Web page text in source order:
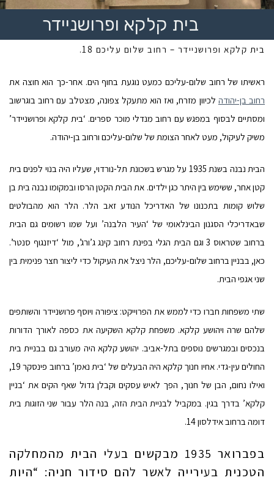
בית קלקא ופרושניידר
בית קלקא ופרושניידר – רחוב שלום עליכם 18.
ראשיתו של רחוב שלום-עליכם כמעט נוגעת בחוף הים. אחר-כך הוא חוצה את
רחוב בן-יהודה לכיוון מזרח, ואז הוא מתעקל צפונה, מצטלב עם רחוב בוגרשוב
ומסתיים לבסוף במפגש עם רחוב מנדלי מוכר ספרים. ‘בית קלקא ופרושניידר’
משיק לעיקול, מעט לאחר הצומת של שלום-עליכם ורחוב בן-יהודה.
הבית נבנה בשנת 1935 על מגרש בשכונת תל-נורדוי, שעליו היה בנוי לפנים בית
קטן אחר, ששימש בין היתר כגן ילדים. את הבית הקטן הרסו ובמקומו נבנה בית בן
שלוש קומות בתכנונו של האדריכל הנודע זאב הלר. הלר הוא מהבולטים
שבאדריכלי הסגנון הבינלאומי של ‘העיר הלבנה’ ועל שמו רשומים גם הבית
ברחוב שטראוס 3 וגם הבית הגלי בפינת רחוב קינג ג’ורג’, מול ‘דיזנגוף סנטר’.
כאן, בבניין ברחוב שלום-עליכם, הלר ניצל את העיקול כדי ליצור חצר פנימית בין
שני אגפי הבית.
שתי משפחות חברו כדי לממש את הפרוייקט: ציפורה ויוסף פרושניידר והשותפים
שלהם שרה ויהושע קלקא. משפחת קלקא השקיעה את כספה לאורך הדורות
בנכסים ובמגרשים נוספים בתל-אביב. יהושע קלקא היה מעורב גם בבניית בית
החולים עין-גדי. אחיו חנוך קלקא היה הבעלים של ‘בית נאמן’ ברחוב פינסקר 19,
ואילו נחום, הבן של חנוך, הפך לאיש עסקים וקבלן גדול שאף הקים את ‘בניין
קלקא’ בדרך בגין. במקביל לבניית הבית הזה, בנה הלר עבור שני הזוגות בית
דומה ברחוב אידלסון 14.
בפברואר 1935 מבקשים בעלי הבית מהמחלקה
הטכנית בעירייה לאשר להם סידור חניה: “היות